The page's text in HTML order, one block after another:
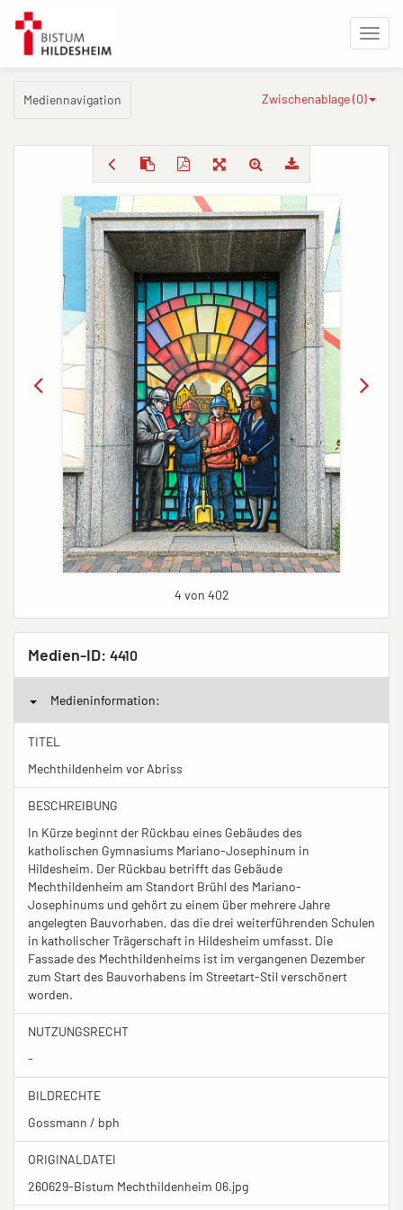
Mediennavigation Zwischenablage (0)
4 von 402
Medien-ID: 4410
Medieninformation:
TITEL
Mechthildenheim vor Abriss
BESCHREIBUNG
In Kürze beginnt der Rückbau eines Gebäudes des
katholischen Gymnasiums Mariano-Josephinum in
Hildesheim. Der Rückbau betrifft das Gebäude
Mechthildenheim am Standort Brühl des Mariano-
Josephinums und gehört zu einem über mehrere Jahre
angelegten Bauvorhaben, das die drei weiterführenden Schulen
in katholischer Trägerschaft in Hildesheim umfasst. Die
Fassade des Mechthildenheims ist im vergangenen Dezember
zum Start des Bauvorhabens im Streetart-Stil verschönert
worden.
NUTZUNGSRECHT
-
BILDRECHTE
Gossmann / bph
ORIGINALDATEI
260629-Bistum Mechthildenheim 06.jpg